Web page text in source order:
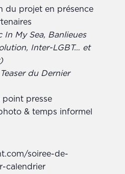
du projet en présence
In My Sea, Banlieues
Inter-LGBT… et
Teaser du Dernier
presse
& temps informel
soiree-de-
calendrier